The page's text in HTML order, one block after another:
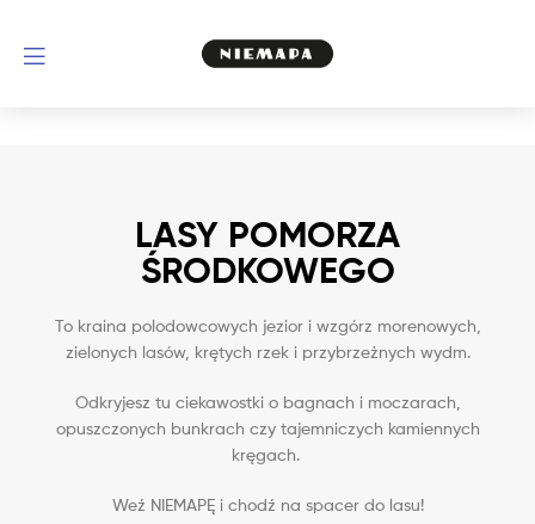
LASY POMORZA
ŚRODKOWEGO
To kraina polodowcowych jezior i wzgórz morenowych,
zielonych lasów, krętych rzek i przybrzeżnych wydm.
Odkryjesz tu ciekawostki o bagnach i moczarach,
opuszczonych bunkrach czy tajemniczych kamiennych
kręgach.
Weź NIEMAPĘ i chodź na spacer do lasu!